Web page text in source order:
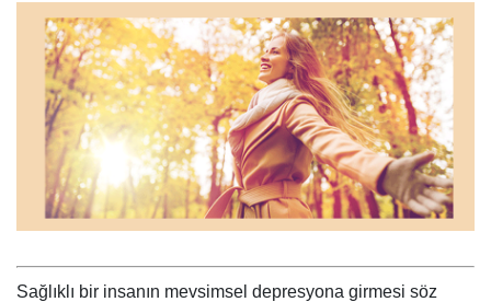
Sağlıklı bir insanın mevsimsel depresyona girmesi söz